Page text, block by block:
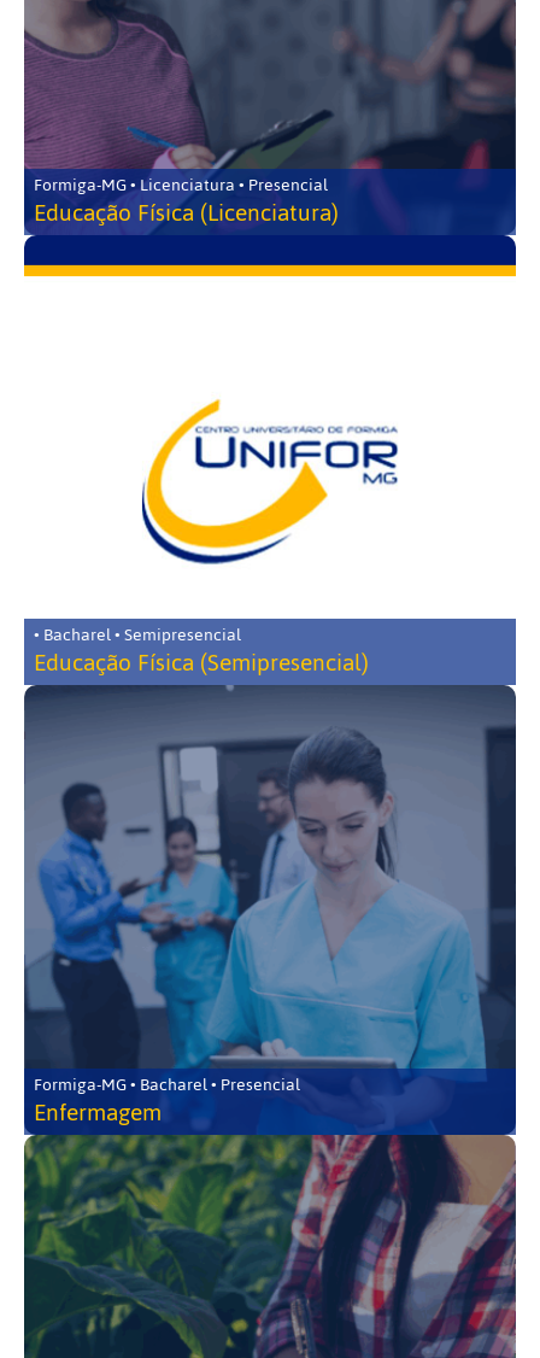
Formiga-MG • Licenciatura • Presencial
Educação Física (Licenciatura)
• Bacharel • Semipresencial
Educação Física (Semipresencial)
Formiga-MG • Bacharel • Presencial
Enfermagem